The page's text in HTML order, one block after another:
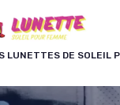
LUNETTES DE SOLEIL